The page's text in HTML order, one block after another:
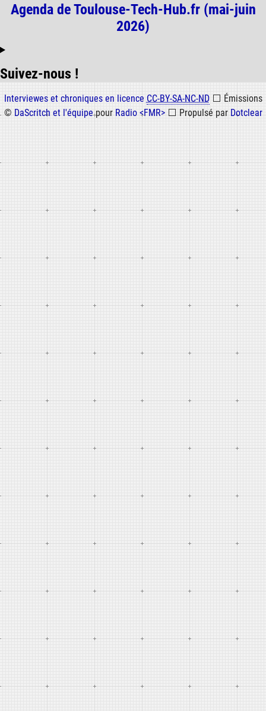
Agenda de Toulouse-Tech-Hub.fr (mai-juin
2026)
Suivez-nous !
Informations
Interviewes et chroniques en licence CC-BY-SA-NC-ND ⬜ Émissions
© DaScritch et l'équipepour Radio <FMR> ⬜ Propulsé par Dotclear